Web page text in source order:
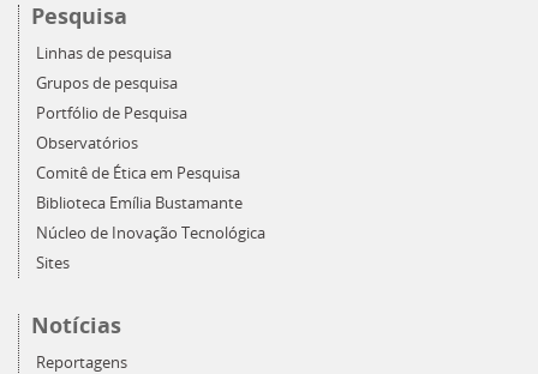
Pesquisa
Linhas de pesquisa
Grupos de pesquisa
Portfólio de Pesquisa
Observatórios
Comitê de Ética em Pesquisa
Biblioteca Emília Bustamante
Núcleo de Inovação Tecnológica
Sites
Notícias
Reportagens